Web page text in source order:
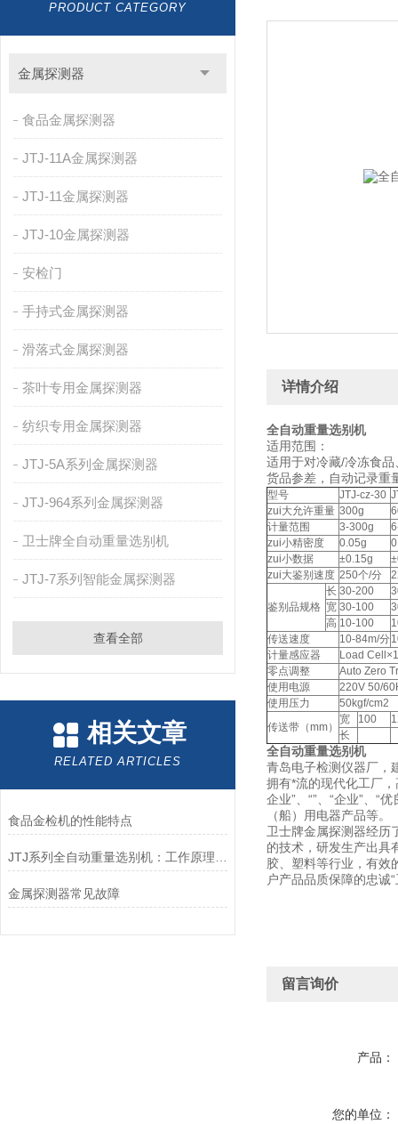
PRODUCT CATEGORY
金属探测器
食品金属探测器
JTJ-11A金属探测器
JTJ-11金属探测器
JTJ-10金属探测器
安检门
手持式金属探测器
滑落式金属探测器
茶叶专用金属探测器
纺织专用金属探测器
JTJ-5A系列金属探测器
JTJ-964系列金属探测器
卫士牌全自动重量选别机
JTJ-7系列智能金属探测器
查看全部
相关文章
RELATED ARTICLES
食品金检机的性能特点
金属探测器常见故障
详情介绍
全自动重量选别机
适用范围：
适用于对冷藏/冷冻食
货品参差，自动记录重
型号 JTJ-cz-30
zui大允许重量 300g
计量范围
3-300g
zui小精密度
0.05g
zui小数据
±0.15g
zui大鉴别速度 250个/分
鉴别品规格
长 30-200
宽 30-100
高 10-100
传送速度
10-84m/分
计量感应器
Load Cell×1
零点调整
Auto Zero
使用电源
220V 50/
使用压力
50kgf/cm2
传送带（mm）
宽 100
长
全自动重量选别机
青岛电子检测仪器厂，
拥有*流的现代化工厂
企业”、“”、“企业”、“
（船）用电器产品等。
卫士牌金属探测器经历
的技术，研发生产出具
胶、塑料等行业，有效
户产品品质保障的忠诚“
留言询价
产品：
您的单位：